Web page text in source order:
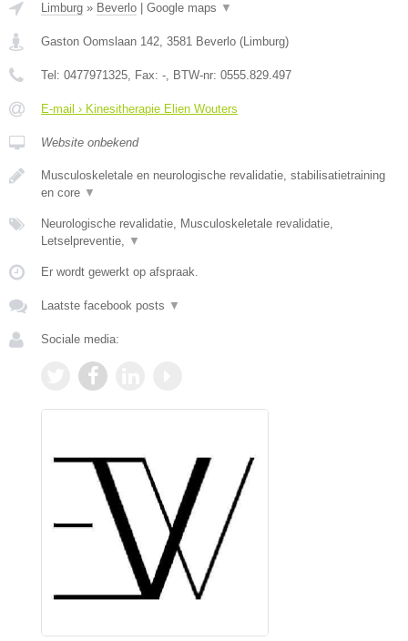
Limburg » Beverlo Google maps ▼
Gaston Oomslaan 142, 3581 Beverlo (Limburg)
Tel: 0477971325, Fax: -, BTW-nr: 0555.829.497
E-mail › Kinesitherapie Elien Wouters
Website onbekend
Musculoskeletale en neurologische revalidatie, stabilisatietraining
en core ▼
Neurologische revalidatie, Musculoskeletale revalidatie,
Letselpreventie, ▼
Er wordt gewerkt op afspraak.
Laatste facebook posts ▼
Sociale media: